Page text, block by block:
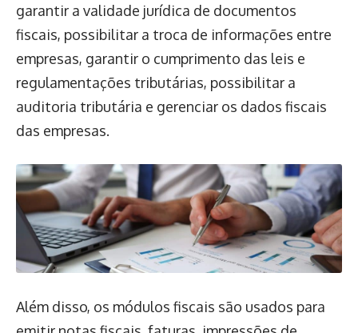
garantir a validade jurídica de documentos
fiscais, possibilitar a troca de informações entre
empresas, garantir o cumprimento das leis e
regulamentações tributárias, possibilitar a
auditoria tributária e gerenciar os dados fiscais
das empresas.
Além disso, os módulos fiscais são usados para